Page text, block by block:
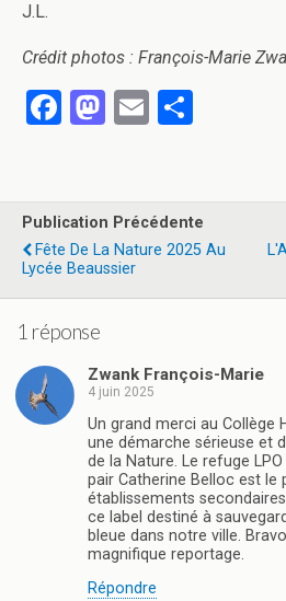
J.L.
Crédit photos : François-Marie
F
b
o
o
k
M
o
d
o
E
g
er
Publication Précédente
Fête De La Nature 2025 Au
Lycée Beaussier
1 réponse
Zwank François-Marie
4 juin 2025
Un grand merci au Collège
une démarche sérieuse et
de la Nature. Le refuge
pair Catherine Belloc est le
établissements
ce label destiné à
bleue dans notre ville.
magnifique reportage.
Répondre